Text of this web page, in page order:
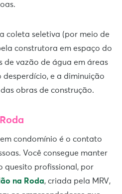
coleta seletiva (por meio de
construtora em espaço do
de vazão de água em áreas
desperdício, e a diminuição
obras de construção.
condomínio é o contato
Você consegue manter
quesito profissional, por
na Roda, criada pela MRV,